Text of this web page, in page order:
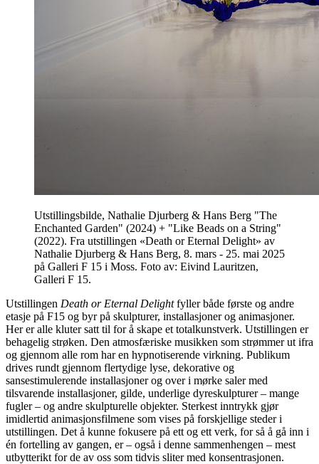
Utstillingsbilde, Nathalie Djurberg & Hans Berg "The
Enchanted Garden" (2024) + "Like Beads on a String"
(2022). Fra utstillingen «Death or Eternal Delight» av
Nathalie Djurberg & Hans Berg, 8. mars - 25. mai 2025
på Galleri F 15 i Moss. Foto av: Eivind Lauritzen,
Galleri F 15.
Utstillingen Death or Eternal Delightfyller både første og andre
etasje på F15 og byr på skulpturer, installasjoner og animasjoner.
Her er alle kluter satt til for å skape et totalkunstverk. Utstillingen er
behagelig strøken. Den atmosfæriske musikken som strømmer ut ifra
og gjennom alle rom har en hypnotiserende virkning. Publikum
drives rundt gjennom flertydige lyse, dekorative og
sansestimulerende installasjoner og over i mørke saler med
tilsvarende installasjoner, gilde, underlige dyreskulpturer – mange
fugler – og andre skulpturelle objekter. Sterkest inntrykk gjør
imidlertid animasjonsfilmene som vises på forskjellige steder i
utstillingen. Det å kunne fokusere på ett og ett verk, for så å gå inn i
én fortelling av gangen, er – også i denne sammenhengen – mest
utbytterikt for de av oss som tidvis sliter med konsentrasjonen.